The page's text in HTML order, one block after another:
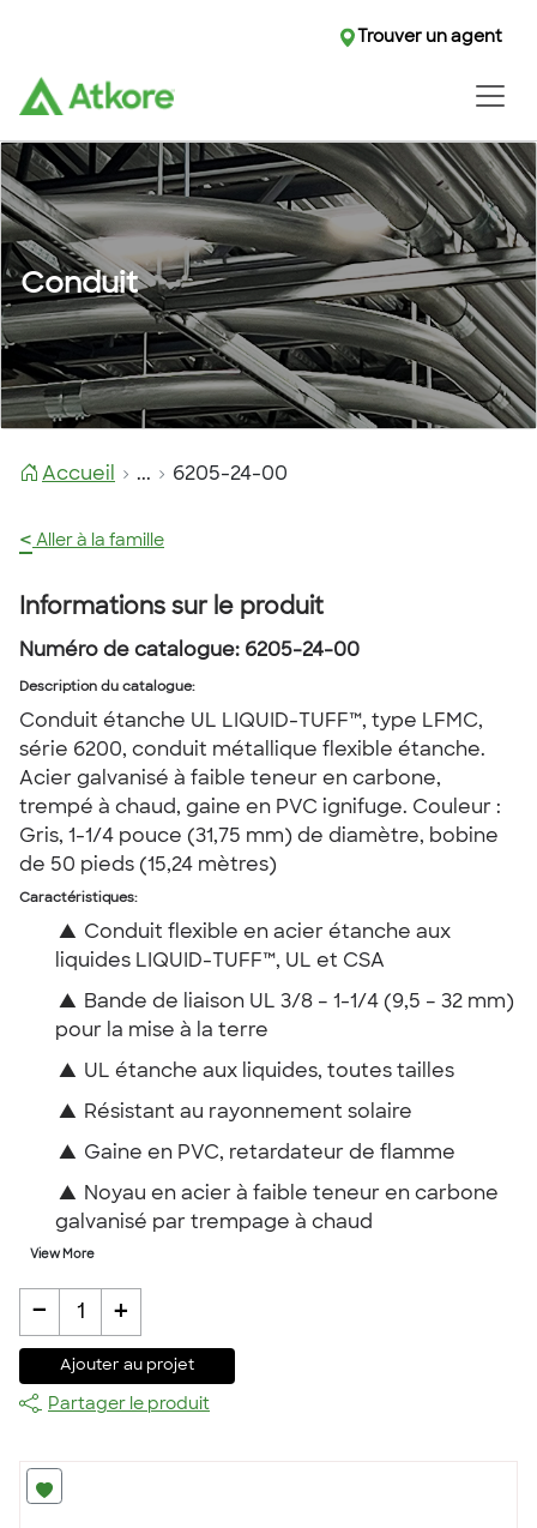
Trouver un agent
Conduit
Accueil ... 6205-24-00
< Aller à la famille
Informations sur le produit
Numéro de catalogue: 6205-24-00
Description du catalogue:
Conduit étanche UL LIQUID-TUFF™, type LFMC,
série 6200, conduit métallique flexible étanche.
Acier galvanisé à faible teneur en carbone,
trempé à chaud, gaine en PVC ignifuge. Couleur :
Gris, 1-1/4 pouce (31,75 mm) de diamètre, bobine
de 50 pieds (15,24 mètres)
Caractéristiques:
▲ Conduit flexible en acier étanche aux
liquides LIQUID-TUFF™, UL et CSA
▲ Bande de liaison UL 3/8 – 1-1/4 (9,5 – 32 mm)
pour la mise à la terre
▲ UL étanche aux liquides, toutes tailles
▲ Résistant au rayonnement solaire
▲ Gaine en PVC, retardateur de flamme
▲ Noyau en acier à faible teneur en carbone
galvanisé par trempage à chaud
View More
- 1 +
Ajouter au projet
Partager le produit